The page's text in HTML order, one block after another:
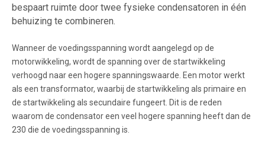
bespaart ruimte door twee fysieke condensatoren in één
behuizing te combineren.
Wanneer de voedingsspanning wordt aangelegd op de
motorwikkeling, wordt de spanning over de startwikkeling
verhoogd naar een hogere spanningswaarde. Een motor werkt
als een transformator, waarbij de startwikkeling als primaire en
de startwikkeling als secundaire fungeert. Dit is de reden
waarom de condensator een veel hogere spanning heeft dan de
230 die de voedingsspanning is.